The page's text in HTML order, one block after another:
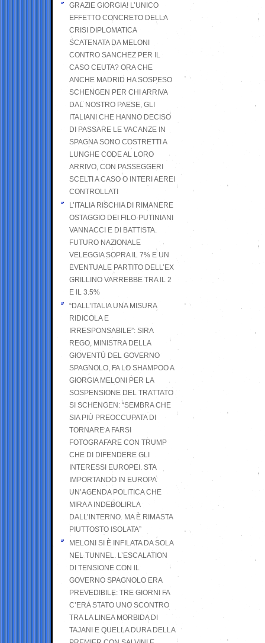
GRAZIE GIORGIA! L’UNICO
EFFETTO CONCRETO DELLA
CRISI DIPLOMATICA
SCATENATA DA MELONI
CONTRO SANCHEZ PER IL
CASO CEUTA? ORA CHE
ANCHE MADRID HA SOSPESO
SCHENGEN PER CHI ARRIVA
DAL NOSTRO PAESE, GLI
ITALIANI CHE HANNO DECISO
DI PASSARE LE VACANZE IN
SPAGNA SONO COSTRETTI A
LUNGHE CODE AL LORO
ARRIVO, CON PASSEGGERI
SCELTI A CASO O INTERI AEREI
CONTROLLATI
L’ITALIA RISCHIA DI RIMANERE
OSTAGGIO DEI FILO-PUTINIANI
VANNACCI E DI BATTISTA.
FUTURO NAZIONALE
VELEGGIA SOPRA IL 7% E UN
EVENTUALE PARTITO DELL’EX
GRILLINO VARREBBE TRA IL 2
E IL 3.5%
“DALL’ITALIA UNA MISURA
RIDICOLA E
IRRESPONSABILE”: SIRA
REGO, MINISTRA DELLA
GIOVENTÙ DEL GOVERNO
SPAGNOLO, FA LO SHAMPOO A
GIORGIA MELONI PER LA
SOSPENSIONE DEL TRATTATO
SI SCHENGEN: “SEMBRA CHE
SIA PIÙ PREOCCUPATA DI
TORNARE A FARSI
FOTOGRAFARE CON TRUMP
CHE DI DIFENDERE GLI
INTERESSI EUROPEI. STA
IMPORTANDO IN EUROPA
UN’AGENDA POLITICA CHE
MIRA A INDEBOLIRLA
DALL’INTERNO. MA È RIMASTA
PIUTTOSTO ISOLATA”
MELONI SI È INFILATA DA SOLA
NEL TUNNEL. L’ESCALATION
DI TENSIONE CON IL
GOVERNO SPAGNOLO ERA
PREVEDIBILE: TRE GIORNI FA
C’ERA STATO UNO SCONTRO
TRA LA LINEA MORBIDA DI
TAJANI E QUELLA DURA DELLA